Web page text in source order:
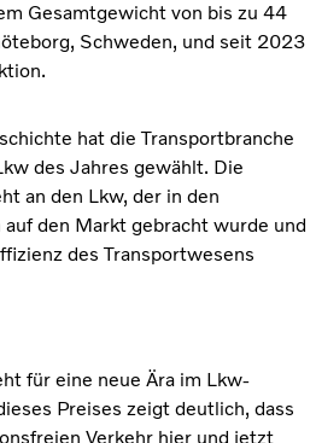
Gesamtgewicht von bis zu 44
Schweden, und seit 2023
hat die Transportbranche
des Jahres gewählt. Die
an den Lkw, der in den
den Markt gebracht wurde und
des Transportwesens
für eine neue Ära im Lkw-
Preises zeigt deutlich, dass
Verkehr hier und jetzt